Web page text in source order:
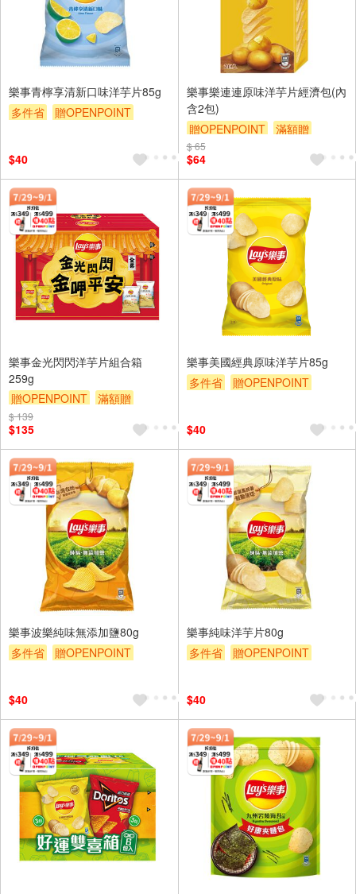
樂事青檸享清新口味洋芋片85g
多件省
贈OPENPOINT
$40
樂事樂連連原味洋芋片經濟包(內
含2包)
贈OPENPOINT
滿額贈
滿額9折
$ 65
$64
樂事金光閃閃洋芋片組合箱
259g
贈OPENPOINT
滿額贈
滿額9折
$ 139
$135
樂事美國經典原味洋芋片85g
多件省
贈OPENPOINT
$40
樂事波樂純味無添加鹽80g
多件省
贈OPENPOINT
$40
樂事純味洋芋片80g
多件省
贈OPENPOINT
$40